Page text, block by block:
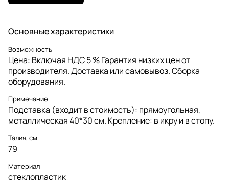
Основные характеристики
Возможность
Цена: Включая НДС 5 % Гарантия низких цен от
производителя. Доставка или самовывоз. Сборка
оборудования.
Примечание
Подставка (входит в стоимость): прямоугольная,
металлическая 40*30 см. Крепление: в икру и в стопу.
Талия, см
79
Материал
стеклопластик